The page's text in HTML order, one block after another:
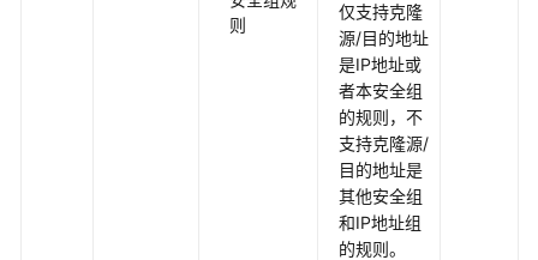
则
仅支持克隆
源/目的地址
是IP地址或
者本安全组
的规则，不
支持克隆源/
目的地址是
其他安全组
和IP地址组
的规则。